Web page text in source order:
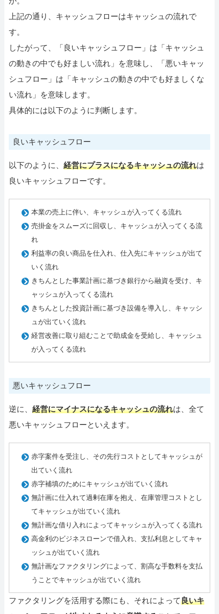
上記の通り、キャッシュフローはキャッシュの流れで
す。
したがって、「良いキャッシュフロー」は「キャッシュ
の動きの中でも好ましい流れ」を意味し、「悪いキャッ
シュフロー」は「キャッシュの動きの中でも好ましくな
い流れ」を意味します。
具体的には以下のように判断します。
良いキャッシュフロー
以下のように、 経営にプラスになるキャッシュの流れは
良いキャッシュフローです。
本業の売上に伴い、キャッシュが入ってくる流れ
売掛金をスムーズに回収し、キャッシュが入ってくる流
れ
利益率の良い商品を仕入れ、仕入先にキャッシュが出て
いく流れ
きちんとした事業計画に基づき銀行から融資を受け、キ
ャッシュが入ってくる流れ
きちんとした投資計画に基づき設備を導入し、キャッシ
ュが出ていく流れ
経営改善に取り組むことで助成金を受給し、キャッシュ
が入ってくる流れ
悪いキャッシュフロー
逆に、 経営にマイナスになるキャッシュの流れは、全て
悪いキャッシュフローといえます。
赤字案件を受注し、その先行コストとしてキャッシュが
出ていく流れ
赤字補填のためにキャッシュが出ていく流れ
無計画に仕入れて過剰在庫を抱え、在庫管理コストとし
てキャッシュが出ていく流れ
無計画な借り入れによってキャッシュが入ってくる流れ
高金利のビジネスローンで借入れ、支払利息としてキャ
ッシュが出ていく流れ
無計画なファクタリングによって、割高な手数料を支払
うことでキャッシュが出ていく流れ
ファクタリングを活用する際にも、それによって良いキ